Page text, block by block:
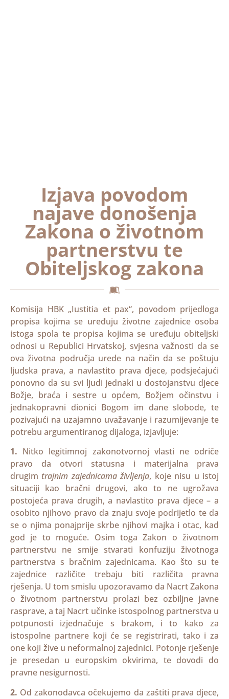
Izjava povodom
najave donošenja
Zakona o životnom
partnerstvu te
Obiteljskog zakona
Komisija HBK „Iustitia et pax“, povodom prijedloga
propisa kojima se uređuju životne zajednice osoba
istoga spola te propisa kojima se uređuju obiteljski
odnosi u Republici Hrvatskoj, svjesna važnosti da se
ova životna područja urede na način da se poštuju
ljudska prava, a navlastito prava djece, podsjećajući
ponovno da su svi ljudi jednaki u dostojanstvu djece
Božje, braća i sestre u općem, Božjem očinstvu i
jednakopravni dionici Bogom im dane slobode, te
pozivajući na uzajamno uvažavanje i razumijevanje te
potrebu argumentiranog dijaloga, izjavljuje:
1. Nitko legitimnoj zakonotvornoj vlasti ne odriče
pravo da otvori statusna i materijalna prava
drugim trajnim zajednicama življenja, koje nisu u istoj
situaciji kao bračni drugovi, ako to ne ugrožava
postojeća prava drugih, a navlastito prava djece – a
osobito njihovo pravo da znaju svoje podrijetlo te da
se o njima ponajprije skrbe njihovi majka i otac, kad
god je to moguće. Osim toga Zakon o životnom
partnerstvu ne smije stvarati konfuziju životnoga
partnerstva s bračnim zajednicama. Kao što su te
zajednice različite trebaju biti različita pravna
rješenja. U tom smislu upozoravamo da Nacrt Zakona
o životnom partnerstvu prolazi bez ozbiljne javne
rasprave, a taj Nacrt učinke istospolnog partnerstva u
potpunosti izjednačuje s brakom, i to kako za
istospolne partnere koji će se registrirati, tako i za
one koji žive u neformalnoj zajednici. Potonje rješenje
je presedan u europskim okvirima, te dovodi do
pravne nesigurnosti.
2. Od zakonodavca očekujemo da zaštiti prava djece,